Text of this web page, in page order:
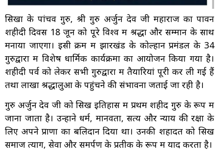
सिखों के पांचवें गुरु, श्री गुरु अर्जुन देव जी महाराज का पावन
शहीदी दिवस 18 जून को पूरे विश्व में श्रद्धा और सम्मान के साथ
मनाया जाएगा। इसी क्रम में झारखंड के कोल्हान प्रमंडल के 34
गुरुद्वारों में विशेष धार्मिक कार्यक्रमों का आयोजन किया गया है।
शहीदी पर्व को लेकर सभी गुरुद्वारों में तैयारियां पूरी कर ली गई हैं
तथा लाखों श्रद्धालुओं के पहुंचने की संभावना जताई जा रही है।
गुरु अर्जुन देव जी को सिख इतिहास में प्रथम शहीद गुरु के रूप में
जाना जाता है। उन्होंने धर्म, मानवता, सत्य और न्याय की रक्षा के
लिए अपने प्राणों का बलिदान दिया था। उनकी शहादत को सिख
समाज त्याग, सेवा और समर्पण के प्रतीक के रूप में याद करता है।